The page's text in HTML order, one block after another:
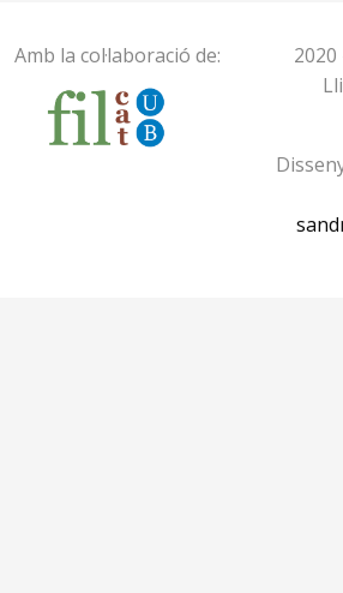
Amb la col·laboració de: